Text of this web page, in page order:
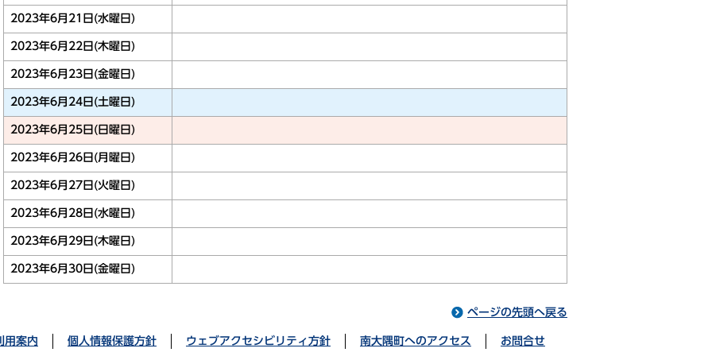
2023年6月21日(水曜日)
2023年6月22日(木曜日)
2023年6月23日(金曜日)
2023年6月24日(土曜日)
2023年6月25日(日曜日)
2023年6月26日(月曜日)
2023年6月27日(火曜日)
2023年6月28日(水曜日)
2023年6月29日(木曜日)
2023年6月30日(金曜日)
ページの先頭へ戻る
用案内 個人情報保護方針 ウェブアクセシビリティ方針 南大隅町へのアクセス お問合せ